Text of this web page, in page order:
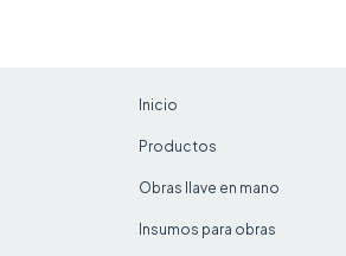
Inicio
Productos
Obras llave en mano
Insumos para obras